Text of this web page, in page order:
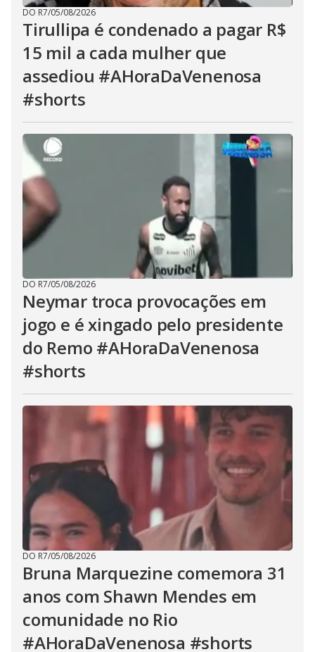
DO R7/05/08/2026
Tirullipa é condenado a pagar R$
15 mil a cada mulher que
assediou #AHoraDaVenenosa
#shorts
DO R7/05/08/2026
Neymar troca provocações em
jogo e é xingado pelo presidente
do Remo #AHoraDaVenenosa
#shorts
DO R7/05/08/2026
Bruna Marquezine comemora 31
anos com Shawn Mendes em
comunidade no Rio
#AHoraDaVenenosa #shorts